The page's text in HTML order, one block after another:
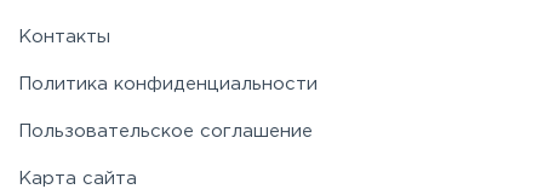
Контакты
Политика конфиденциальности
Пользовательское соглашение
Карта сайта